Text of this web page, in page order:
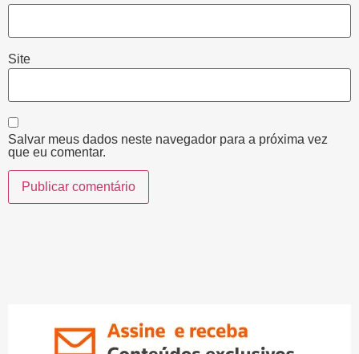
Site
Salvar meus dados neste navegador para a próxima vez
que eu comentar.